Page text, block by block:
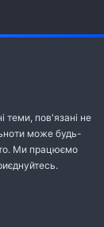
теми, пов'язані не
може будь-
Ми працюємо